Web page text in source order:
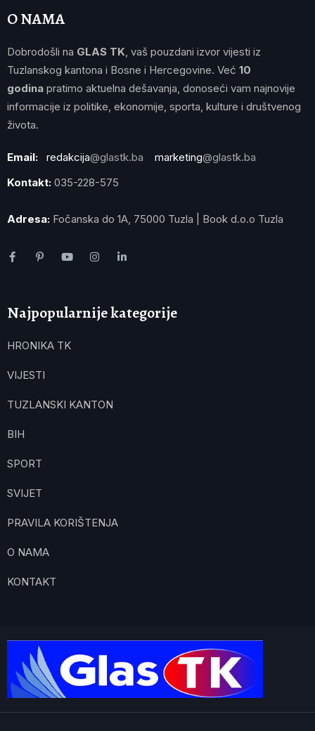
O NAMA
Dobrodošli na GLAS TK , vaš pouzdani izvor vijesti iz
Tuzlanskog kantona i Bosne i Hercegovine. Već 10
godina pratimo aktuelna dešavanja, donoseći vam najnovije
informacije iz politike, ekonomije, sporta, kulture i društvenog
života.
Email: redakcija@glastk.ba marketing@glastk.ba
Kontakt: 035-228-575
Adresa: Fočanska do 1A, 75000 Tuzla | Book d.o.o Tuzla
Najpopularnije kategorije
HRONIKA TK
VIJESTI
TUZLANSKI KANTON
BIH
SPORT
SVIJET
PRAVILA KORIŠTENJA
O NAMA
KONTAKT